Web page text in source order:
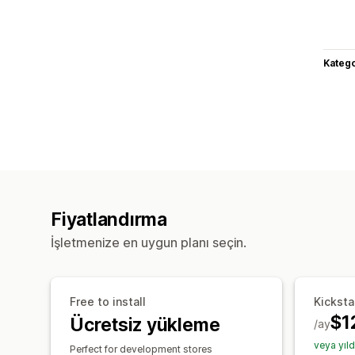
Fiyatlandırma
İşletmenize en uygun planı seçin.
Free to install
Ücretsiz yükleme
Perfect for development stores
/ay
veya